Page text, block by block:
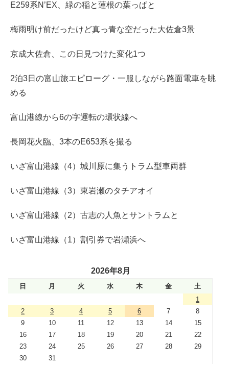
E259系N’EX、緑の稲と蓮根の葉っぱと
梅雨明け前だったけど真っ青な空だった大佐倉3景
京成大佐倉、この日見つけた変化1つ
2泊3日の富山旅エピローグ・一服しながら路面電車を眺
める
富山港線から6の字運転の環状線へ
長岡花火臨、3本のE653系を撮る
いざ富山港線（4）城川原に集うトラム型車両群
いざ富山港線（3）東岩瀬のタチアオイ
いざ富山港線（2）古志の人魚とサントラムと
いざ富山港線（1）割引券で岩瀬浜へ
2026年8月
日 月 火 水 木 金
土
1
2
3 4 5 6 7
8
9
10 11 12 13 14
15
16
17 18 19 20 21
22
23
24 25 26 27 28
29
30
31